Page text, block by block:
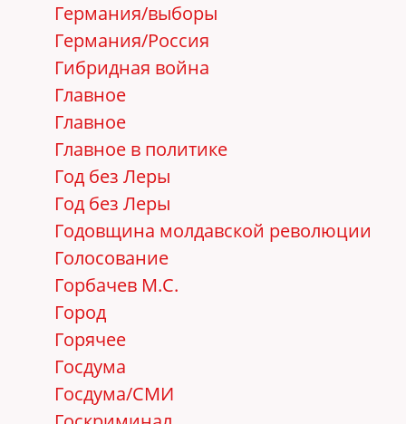
Германия/выборы
Германия/Россия
Гибридная война
Главное
Главное
Главное в политике
Год без Леры
Год без Леры
Годовщина молдавской революции
Голосование
Горбачев М.С.
Город
Горячее
Госдума
Госдума/СМИ